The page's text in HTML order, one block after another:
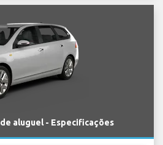
aluguel - Especificações